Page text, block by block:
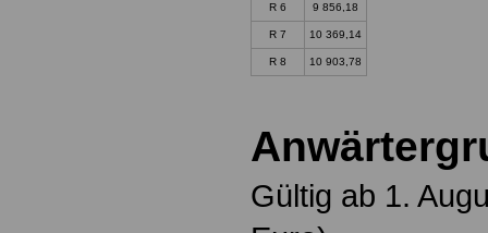
R 6 9 856,18
R 7 10 369,14
R 8 10 903,78
Gültig ab 1.